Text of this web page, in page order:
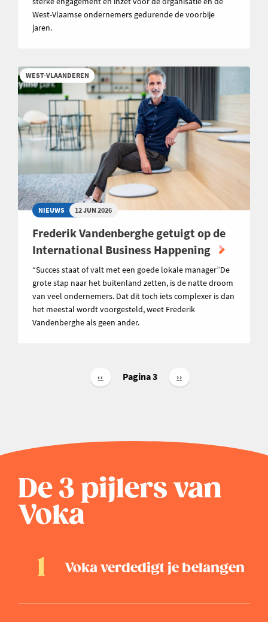
West-Vlaamse ondernemers gedurende de voorbije
jaren.
WEST-VLAANDEREN
NIEUWS 12 JUN 2026
Frederik Vandenberghe getuigt op de
International Business Happening
“Succes staat of valt met een goede lokale manager”De
grote stap naar het buitenland zetten, is de natte droom
van veel ondernemers. Dat dit toch iets complexer is dan
het meestal wordt voorgesteld, weet Frederik
Vandenberghe als geen ander.
Vorige
pagina
‹‹ Pagina 3
Volgende
pagina
››
De 3 pijlers van
Voka
Voka verdedigt je belangen